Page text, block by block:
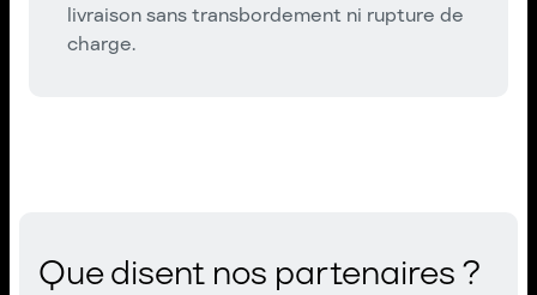
livraison sans transbordement ni rupture de
charge.
Que disent nos partenaires ?